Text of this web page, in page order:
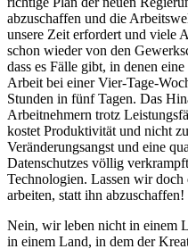
abzuschaffen und die
unsere Zeit erfordert und viele
schon wieder von den
dass es Fälle gibt, in denen
Arbeit bei einer Vier-Tage-
Stunden in fünf Tagen. Das
Arbeitnehmern trotz
kostet Produktivität und nicht
Veränderungsangst und eine
Datenschutzes völlig
Technologien. Lassen wir
arbeiten, statt ihn abzuschaffen!
Nein, wir leben nicht in einem
in einem Land, in dem der